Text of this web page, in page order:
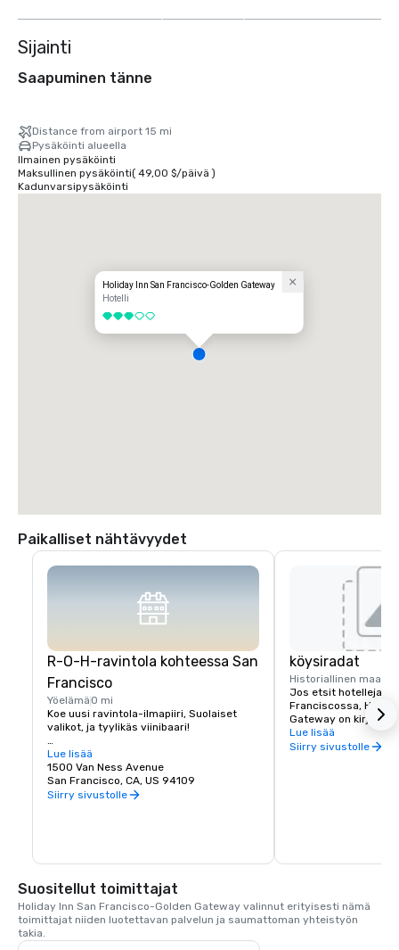
Sijainti
Saapuminen tänne
Distance from airport 15 mi
Pysäköinti alueella
Ilmainen pysäköinti
Maksullinen pysäköinti( 49,00 $/päivä )
Kadunvarsipysäköinti
Holiday Inn San Francisco-Golden Gateway
Hotelli
3 / 5
Paikalliset nähtävyydet
R-O-H-ravintola kohteessa San
Francisco
Yöelämä 0 mi
Koe uusi ravintola-ilmapiiri, Suolaiset
valikot, ja tyylikäs viinibaari!
Holiday Inn San Francisco -hotellissa
majoittuvien asiakkaiden ei tarvitse
lähteä kauas löytääkseen herkullisen
ravintolan San Franciscosta. Olemme
Napasta ja Sonomasta, valikoima väkeviä
yhdestä San Franciscon ikonisista
kaupunginosista. R-O-H-baari ja
ravintola on uuden aktiivisen aulamme
keskipiste, joka toivottaa vieraat
tervetulleiksi mukavaan ympäristöön
Lue lisää
1500 Van Ness Avenue
San Francisco, CA, US 94109
Siirry sivustolle
köysiradat
Historiallinen
Jos etsit hotelleja
Franciscossa,
Gateway on
muutaman askeleen
Streetiltä, josta
Lue lisää
Siirry sivustolle
Suositellut toimittajat
Holiday Inn San Francisco-Golden Gateway valinnut erityisesti nämä
toimittajat niiden luotettavan palvelun ja saumattoman yhteistyön
takia.